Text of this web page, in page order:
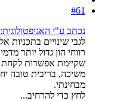
#61
נכתב ע"י האגיפטולוגית:
לגבי שינויים בתכניות
רווחי הון גדול יותר
שקיימת אפשרות לקחת
משיכה, בריבית טובה
מבחינתי.
לחץ כדי להרחיב...